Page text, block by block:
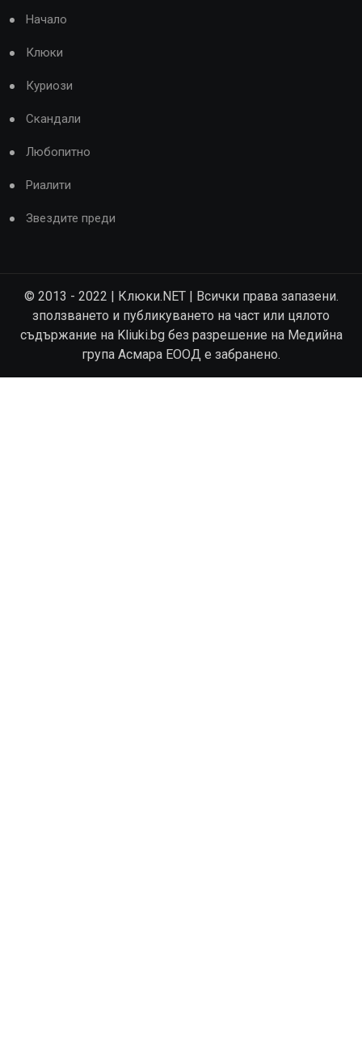
Начало
Клюки
Куриози
Скандали
Любопитно
Риалити
Звездите преди
© 2013 - 2022 | Клюки.NET | Всички права запазени.
зползването и публикуването на част или цялото
съдържание на Kliuki.bg без разрешение на Медийна
група Асмара ЕООД е забранено.